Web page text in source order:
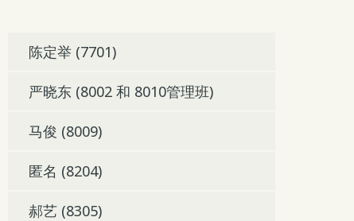
陈定举 (7701)
严晓东 (8002 和 8010管理班)
马俊 (8009)
匿名 (8204)
郝艺 (8305)